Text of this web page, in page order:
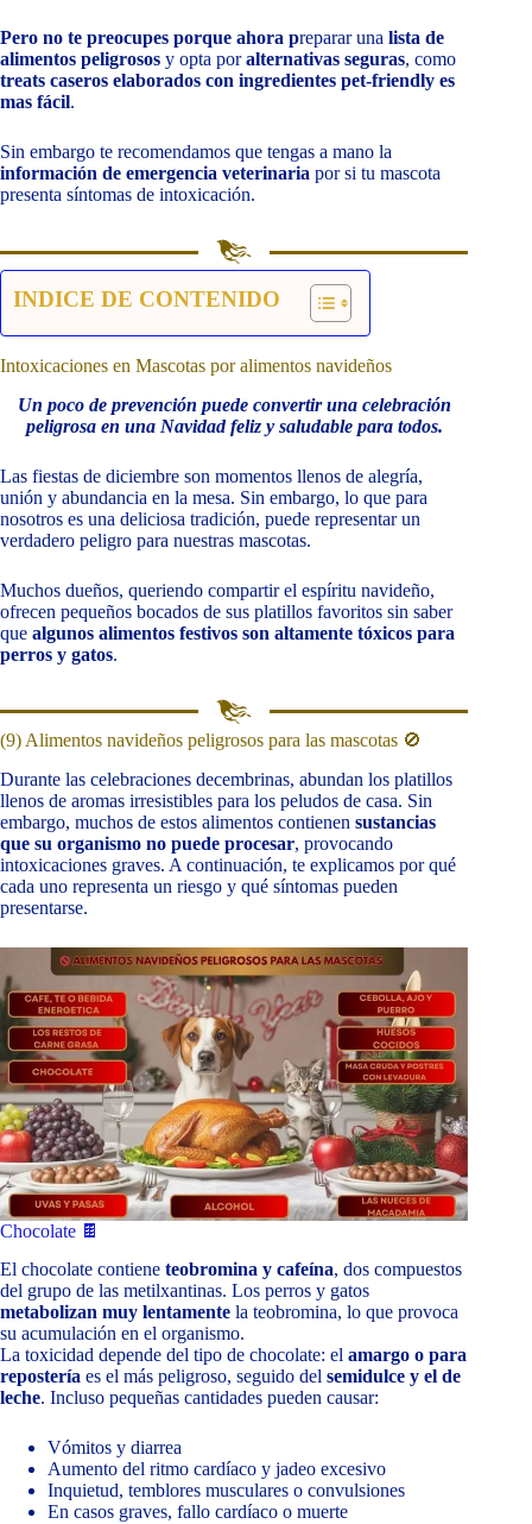
Pero no te preocupes porque ahora preparar una lista de
alimentos peligrosos y opta poralternativas seguras, como
treats caseros elaborados con ingredientes pet-friendly es
mas fácil.
Sin embargo te recomendamos que tengas a mano la
información de emergencia veterinaria por si tu mascota
presenta síntomas de intoxicación.
INDICE DE CONTENIDO
Intoxicaciones en Mascotas por alimentos navideños
Un poco de prevención puede convertir una celebración
peligrosa en una Navidad feliz y saludable para todos.
Las fiestas de diciembre son momentos llenos de alegría,
unión y abundancia en la mesa. Sin embargo, lo que para
nosotros es una deliciosa tradición, puede representar un
verdadero peligro para nuestras mascotas.
Muchos dueños, queriendo compartir el espíritu navideño,
ofrecen pequeños bocados de sus platillos favoritos sin saber
que algunos alimentos festivos son altamente tóxicos para
perros y gatos.
(9) Alimentos navideños peligrosos para las mascotas 🚫
Durante las celebraciones decembrinas, abundan los platillos
llenos de aromas irresistibles para los peludos de casa. Sin
embargo, muchos de estos alimentos contienen sustancias
que su organismo no puede procesar, provocando
intoxicaciones graves. A continuación, te explicamos por qué
cada uno representa un riesgo y qué síntomas pueden
presentarse.
Chocolate 🍫
El chocolate contiene teobromina y cafeína, dos compuestos
del grupo de las metilxantinas. Los perros y gatos
metabolizan muy lentamente la teobromina, lo que provoca
su acumulación en el organismo.
La toxicidad depende del tipo de chocolate: el amargo o para
repostería es el más peligroso, seguido del semidulce y el de
leche. Incluso pequeñas cantidades pueden causar:
Vómitos y diarrea
Aumento del ritmo cardíaco y jadeo excesivo
Inquietud, temblores musculares o convulsiones
En casos graves, fallo cardíaco o muerte